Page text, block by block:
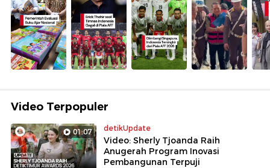
Video Terpopuler
01:07 detikUpdate
Video: Sherly Tjoanda Raih
Anugerah Program Inovasi
Pembangunan Terpuji